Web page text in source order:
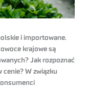
i importowane.
krajowe są
Jak rozpoznać
cenie? W związku